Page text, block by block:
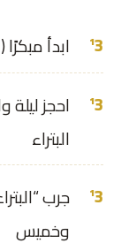
ابدأ مبكرًا (7 صباحًا) لتجنب الحرارة والزحام
احجز
البتراء
جرب
وخميس